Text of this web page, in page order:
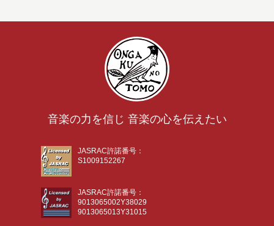
音楽の力を信じ 音楽の心を伝えたい
JASRAC許諾番号：
S1009152267
JASRAC許諾番号：
9013065002Y38029
9013065013Y31015